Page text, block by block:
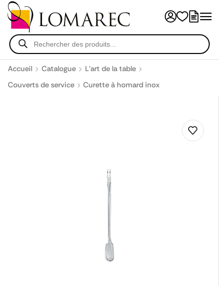
Accueil Catalogue
L'art de la table
Couverts de service
Curette à homard inox